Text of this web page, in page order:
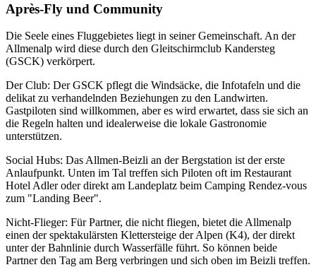
Après-Fly und Community
Die Seele eines Fluggebietes liegt in seiner Gemeinschaft. An der
Allmenalp wird diese durch den Gleitschirmclub Kandersteg
(GSCK) verkörpert.
Der Club: Der GSCK pflegt die Windsäcke, die Infotafeln und die
delikat zu verhandelnden Beziehungen zu den Landwirten.
Gastpiloten sind willkommen, aber es wird erwartet, dass sie sich an
die Regeln halten und idealerweise die lokale Gastronomie
unterstützen.
Social Hubs: Das Allmen-Beizli an der Bergstation ist der erste
Anlaufpunkt. Unten im Tal treffen sich Piloten oft im Restaurant
Hotel Adler oder direkt am Landeplatz beim Camping Rendez-vous
zum "Landing Beer".
Nicht-Flieger: Für Partner, die nicht fliegen, bietet die Allmenalp
einen der spektakulärsten Klettersteige der Alpen (K4), der direkt
unter der Bahnlinie durch Wasserfälle führt. So können beide
Partner den Tag am Berg verbringen und sich oben im Beizli treffen.